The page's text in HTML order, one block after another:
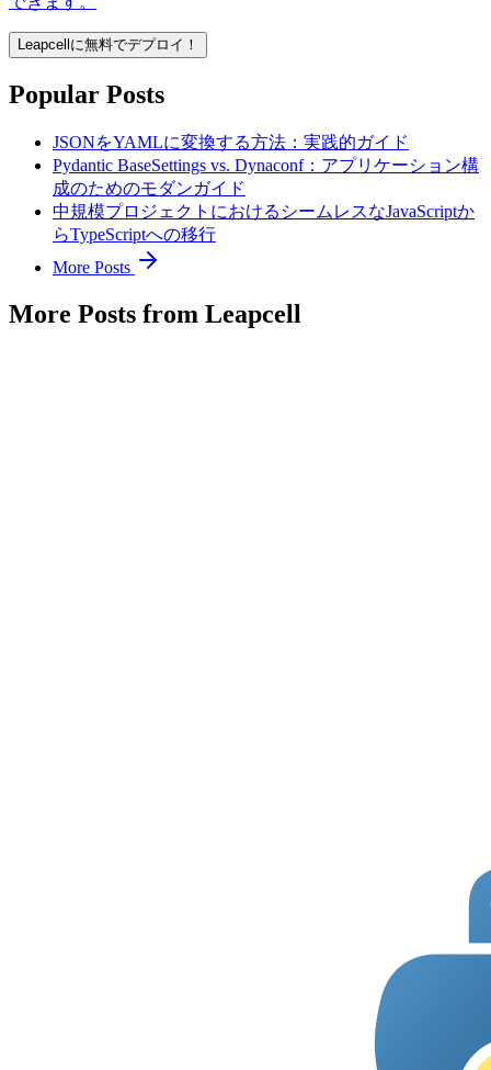
Leapcellに無料でデプロイ！
Popular Posts
JSONをYAMLに変換する方法：実践的ガイド
Pydantic BaseSettings vs. Dynaconf：アプリケーション構
成のためのモダンガイド
中規模プロジェクトにおけるシームレスなJavaScriptか
らTypeScriptへの移行
More Posts
More Posts from Leapcell